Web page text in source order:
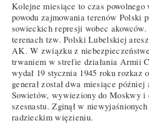
Kolejne miesiące to czas
powodu zajmowania terenów Polski
sowieckich represji wobec
terenach tzw. Polski Lubelskiej
AK. W związku z
trwaniem w strefie działania Armii
wydał 19 stycznia 1945 roku
generał został dwa miesiące
Sowietów, wywieziony do Moskwy i
szesnastu. Zginął w
radzieckim więzieniu.